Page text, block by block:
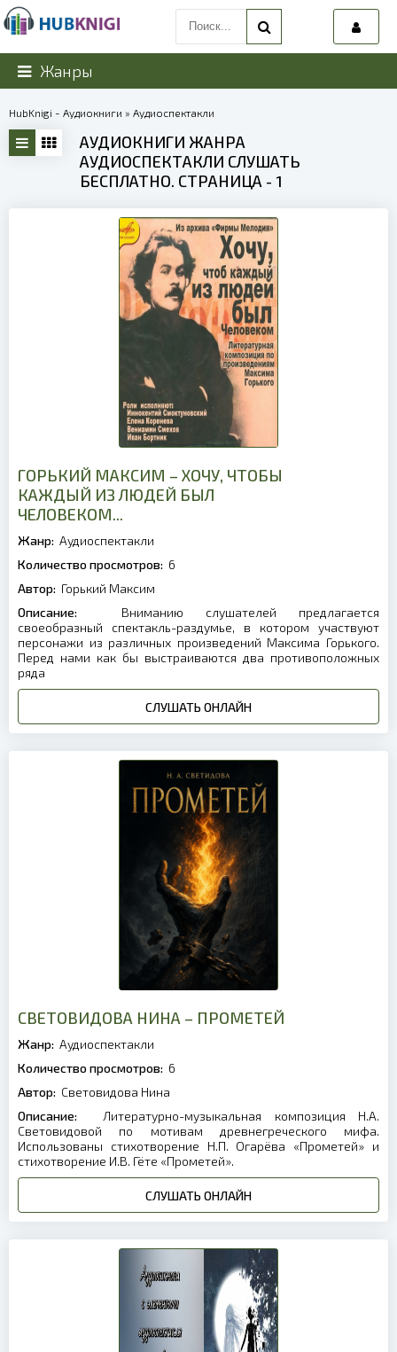
Жанры
HubKnigi - Аудиокниги » Аудиоспектакли
АУДИОКНИГИ ЖАНРА
АУДИОСПЕКТАКЛИ СЛУШАТЬ
БЕСПЛАТНО. СТРАНИЦА - 1
ГОРЬКИЙ МАКСИМ – ХОЧУ, ЧТОБЫ
КАЖДЫЙ ИЗ ЛЮДЕЙ БЫЛ
ЧЕЛОВЕКОМ...
Жанр: Аудиоспектакли
Количество просмотров: 6
Автор: Горький Максим
Описание:
Вниманию слушателей предлагается
своеобразный спектакль-раздумье, в котором участвуют
персонажи из различных произведений Максима Горького.
Перед нами как бы выстраиваются два противоположных
ряда
СЛУШАТЬ ОНЛАЙН
СВЕТОВИДОВА НИНА – ПРОМЕТЕЙ
Жанр: Аудиоспектакли
Количество просмотров: 6
Автор: Световидова Нина
Описание:
Литературно-музыкальная композиция Н.А.
Световидовой по мотивам древнегреческого мифа.
Использованы стихотворение Н.П. Огарёва «Прометей» и
стихотворение И.В. Гёте «Прометей».
СЛУШАТЬ ОНЛАЙН